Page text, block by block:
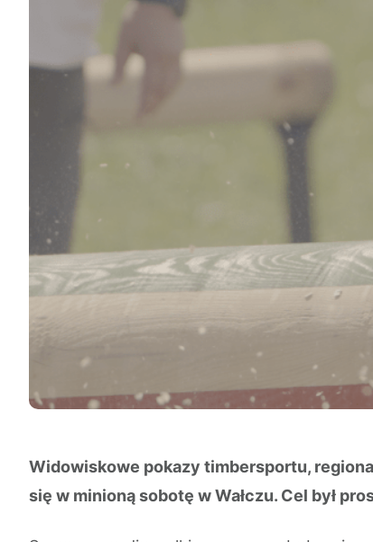
Widowiskowe pokazy timbersportu,
się w minioną sobotę w Wałczu. Cel był